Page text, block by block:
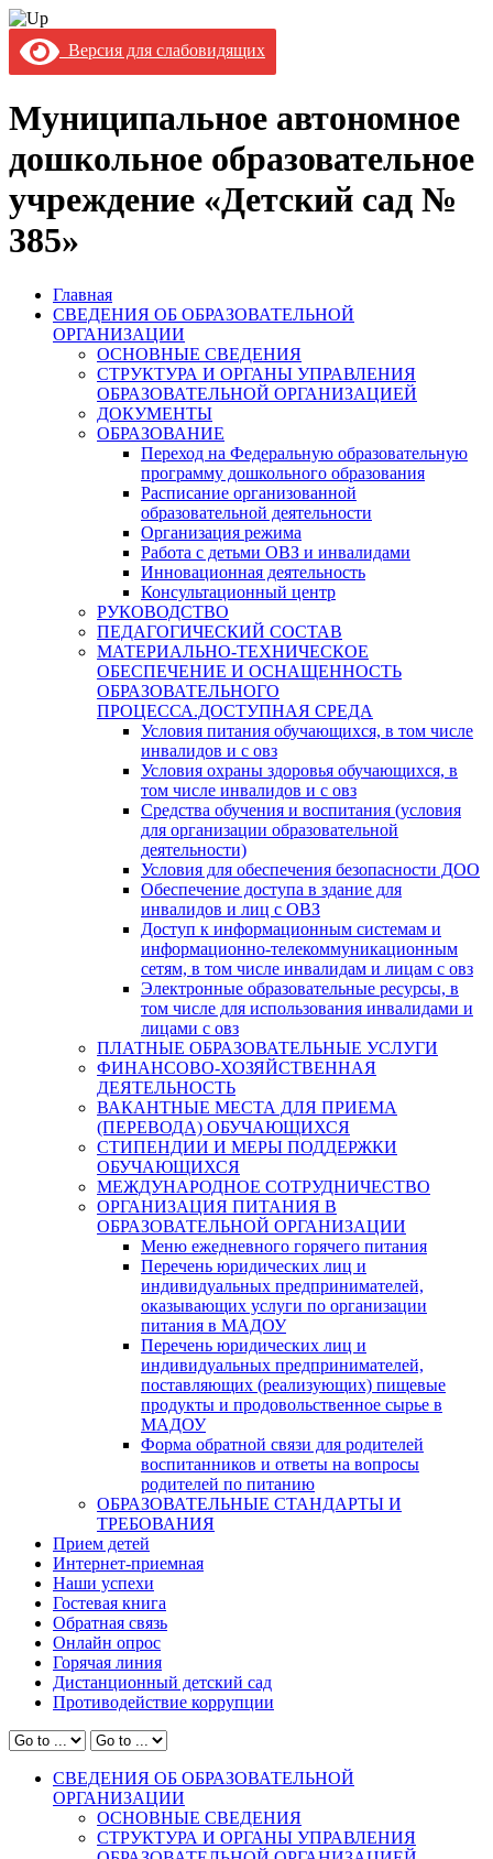
Версия для слабовидящих
Муниципальное автономное
дошкольное образовательное
учреждение «Детский сад №
385»
Главная
СВЕДЕНИЯ ОБ ОБРАЗОВАТЕЛЬНОЙ
ОРГАНИЗАЦИИ
ОСНОВНЫЕ СВЕДЕНИЯ
СТРУКТУРА И ОРГАНЫ УПРАВЛЕНИЯ
ОБРАЗОВАТЕЛЬНОЙ ОРГАНИЗАЦИЕЙ
ДОКУМЕНТЫ
ОБРАЗОВАНИЕ
Переход на Федеральную образовательную
программу дошкольного образования
Расписание организованной
образовательной деятельности
Организация режима
Работа с детьми ОВЗ и инвалидами
Инновационная деятельность
Консультационный центр
РУКОВОДСТВО
ПЕДАГОГИЧЕСКИЙ СОСТАВ
МАТЕРИАЛЬНО-ТЕХНИЧЕСКОЕ
ОБЕСПЕЧЕНИЕ И ОСНАЩЕННОСТЬ
ОБРАЗОВАТЕЛЬНОГО
ПРОЦЕССА.ДОСТУПНАЯ СРЕДА
Условия питания обучающихся, в том числе
инвалидов и с овз
Условия охраны здоровья обучающихся, в
том числе инвалидов и с овз
Средства обучения и воспитания (условия
для организации образовательной
деятельности)
Условия для обеспечения безопасности ДОО
Обеспечение доступа в здание для
инвалидов и лиц с ОВЗ
Доступ к информационным системам и
информационно-телекоммуникационным
сетям, в том числе инвалидам и лицам с овз
Электронные образовательные ресурсы, в
том числе для использования инвалидами и
лицами с овз
ПЛАТНЫЕ ОБРАЗОВАТЕЛЬНЫЕ УСЛУГИ
ФИНАНСОВО-ХОЗЯЙСТВЕННАЯ
ДЕЯТЕЛЬНОСТЬ
ВАКАНТНЫЕ МЕСТА ДЛЯ ПРИЕМА
(ПЕРЕВОДА) ОБУЧАЮЩИХСЯ
СТИПЕНДИИ И МЕРЫ ПОДДЕРЖКИ
ОБУЧАЮЩИХСЯ
МЕЖДУНАРОДНОЕ СОТРУДНИЧЕСТВО
ОРГАНИЗАЦИЯ ПИТАНИЯ В
ОБРАЗОВАТЕЛЬНОЙ ОРГАНИЗАЦИИ
Меню ежедневного горячего питания
Перечень юридических лиц и
индивидуальных предпринимателей,
оказывающих услуги по организации
питания в МАДОУ
Перечень юридических лиц и
индивидуальных предпринимателей,
поставляющих (реализующих) пищевые
продукты и продовольственное сырье в
МАДОУ
Форма обратной связи для родителей
воспитанников и ответы на вопросы
родителей по питанию
ОБРАЗОВАТЕЛЬНЫЕ СТАНДАРТЫ И
ТРЕБОВАНИЯ
Прием детей
Интернет-приемная
Наши успехи
Гостевая книга
Обратная связь
Онлайн опрос
Горячая линия
Дистанционный детский сад
Противодействие коррупции
СВЕДЕНИЯ ОБ ОБРАЗОВАТЕЛЬНОЙ
ОРГАНИЗАЦИИ
ОСНОВНЫЕ СВЕДЕНИЯ
СТРУКТУРА И ОРГАНЫ УПРАВЛЕНИЯ